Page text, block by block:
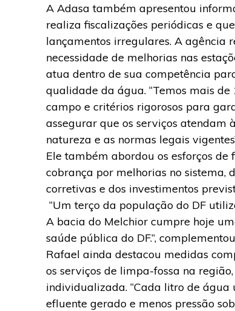
A Adasa também apresentou
realiza fiscalizações periódicas e
lançamentos irregulares. A agência
necessidade de melhorias nas
atua dentro de sua competência
qualidade da água. “Temos mais
campo e critérios rigorosos para
assegurar que os serviços atendam
natureza e as normas legais
Ele também abordou os esforços
cobrança por melhorias no sistema,
corretivas e dos investimentos
“Um terço da população do DF
A bacia do Melchior cumpre hoje
saúde pública do DF.”,
Rafael ainda destacou medidas
os serviços de limpa-fossa na
individualizada. “Cada litro de
efluente gerado e menos pressão